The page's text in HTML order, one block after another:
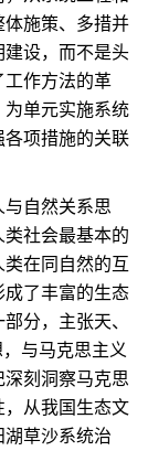
施策、多措并
设，而不是头
工作方法的革
单元实施系统
各项措施的关联
自然关系思
社会最基本的
在同自然的互
了丰富的生态
分，主张天、
与马克思主义
刻洞察马克思
，从我国生态文
草沙系统治